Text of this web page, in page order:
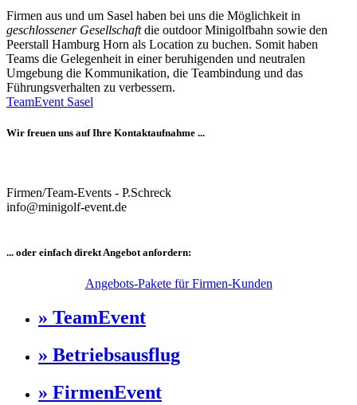
Firmen aus und um Sasel haben bei uns die Möglichkeit in
geschlossener Gesellschaftdie outdoor Minigolfbahn sowie den
Peerstall Hamburg Horn als Location zu buchen. Somit haben
Teams die Gelegenheit in einer beruhigenden und neutralen
Umgebung die Kommunikation, die Teambindung und das
Führungsverhalten zu verbessern.
TeamEvent Sasel
Wir freuen uns auf Ihre Kontaktaufnahme ...
Firmen/Team-Events - P.Schreck
info@minigolf-event.de
... oder einfach direkt Angebot anfordern:
Angebots-Pakete für Firmen-Kunden
» TeamEvent
» Betriebsausflug
» FirmenEvent